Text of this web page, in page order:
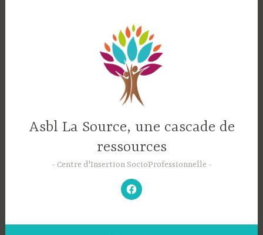
Asbl La Source, une cascade de
ressources
Centre d'Insertion SocioProfessionnelle
–
N’hésitez
pas
à
;-)